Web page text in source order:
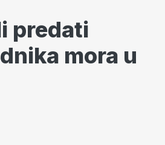
predati
mora u